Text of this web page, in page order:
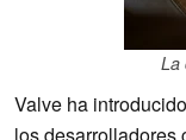
La
Valve ha